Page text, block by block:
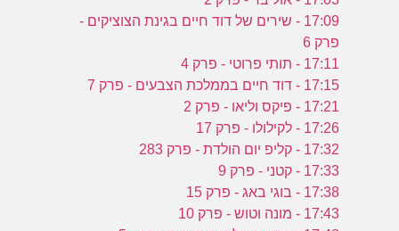
17:09 - שירים של דוד חיים בגינת הצוציקים -
פרק 6
17:11 - תותי פרוטי - פרק 4
17:15 - דוד חיים בממלכת הצבעים - פרק 7
17:21 - פיקס וליאו - פרק 2
17:26 - לקילולו - פרק 17
17:32 - קליפ יום הולדת - פרק 283
17:33 - קטני - פרק 9
17:38 - בוגי באג - פרק 15
17:43 - מונה וטוש - פרק 10